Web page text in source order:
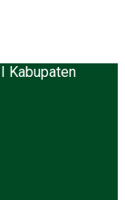
Kabupaten